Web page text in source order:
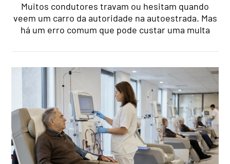
Muitos condutores travam ou hesitam quando
veem um carro da autoridade na autoestrada. Mas
há um erro comum que pode custar uma multa